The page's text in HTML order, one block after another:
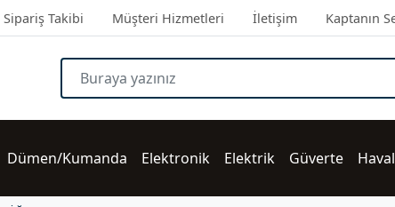
Sipariş Takibi Müşteri Hizmetleri İletişim Kaptanın
Dümen/Kumanda Elektronik Elektrik Güverte